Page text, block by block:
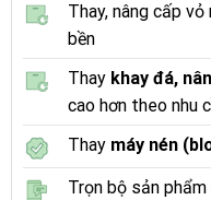
Thay, nâng cấp vỏ
bền
Thay khay đá,
cao hơn theo nhu
Thaymáy nén
Trọn bộ sản